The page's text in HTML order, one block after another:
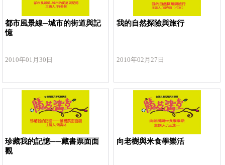
都市風景線─城市的街道與記
憶
2010年01月30日
我的自然探險與旅行
2010年02月27日
珍藏我的記憶──藏書票面面
觀
向老樹與米食學樂活